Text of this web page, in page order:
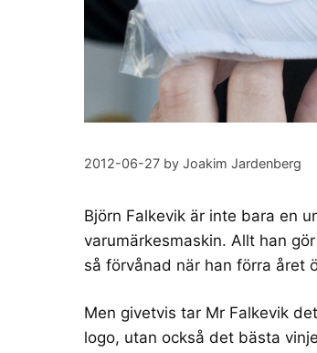
2012-06-27 by Joakim Jardenberg
Björn Falkevik är inte bara en
varumärkesmaskin. Allt han
så förvånad när han förra året
Men givetvis tar Mr Falkevik
logo, utan också det bästa